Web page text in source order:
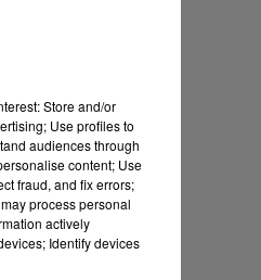
Store and/or
Use profiles to
audiences through
content; Use
fraud, and fix errors;
process personal
actively
Identify devices